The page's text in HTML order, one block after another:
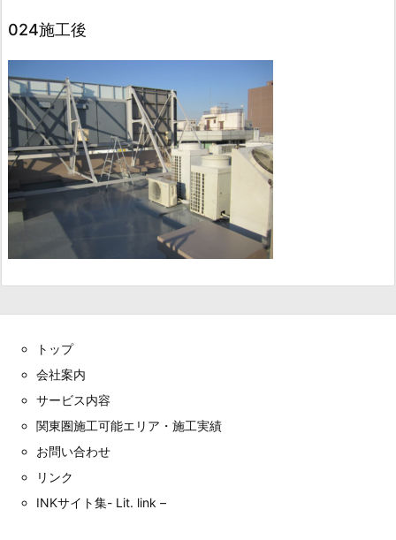
024施工後
トップ
会社案内
サービス内容
関東圏施工可能エリア・施工実績
お問い合わせ
リンク
INKサイト集- Lit. link –